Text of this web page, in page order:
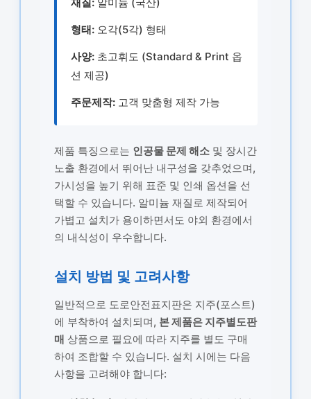
형태:오각(5각) 형태
사양:초고휘도 (Standard & Print 옵
션 제공)
주문제작:고객 맞춤형 제작 가능
제품 특징으로는 인공물 문제 해소및 장시간
노출 환경에서 뛰어난 내구성을 갖추었으며,
가시성을 높기 위해 표준 및 인쇄 옵션을 선
택할 수 있습니다. 알미늄 재질로 제작되어
가볍고 설치가 용이하면서도 야외 환경에서
의 내식성이 우수합니다.
설치 방법 및 고려사항
일반적으로 도로안전표지판은 지주(포스트)
에 부착하여 설치되며, 본 제품은 지주별도판
매 상품으로 필요에 따라 지주를 별도 구매
하여 조합할 수 있습니다. 설치 시에는 다음
사항을 고려해야 합니다: